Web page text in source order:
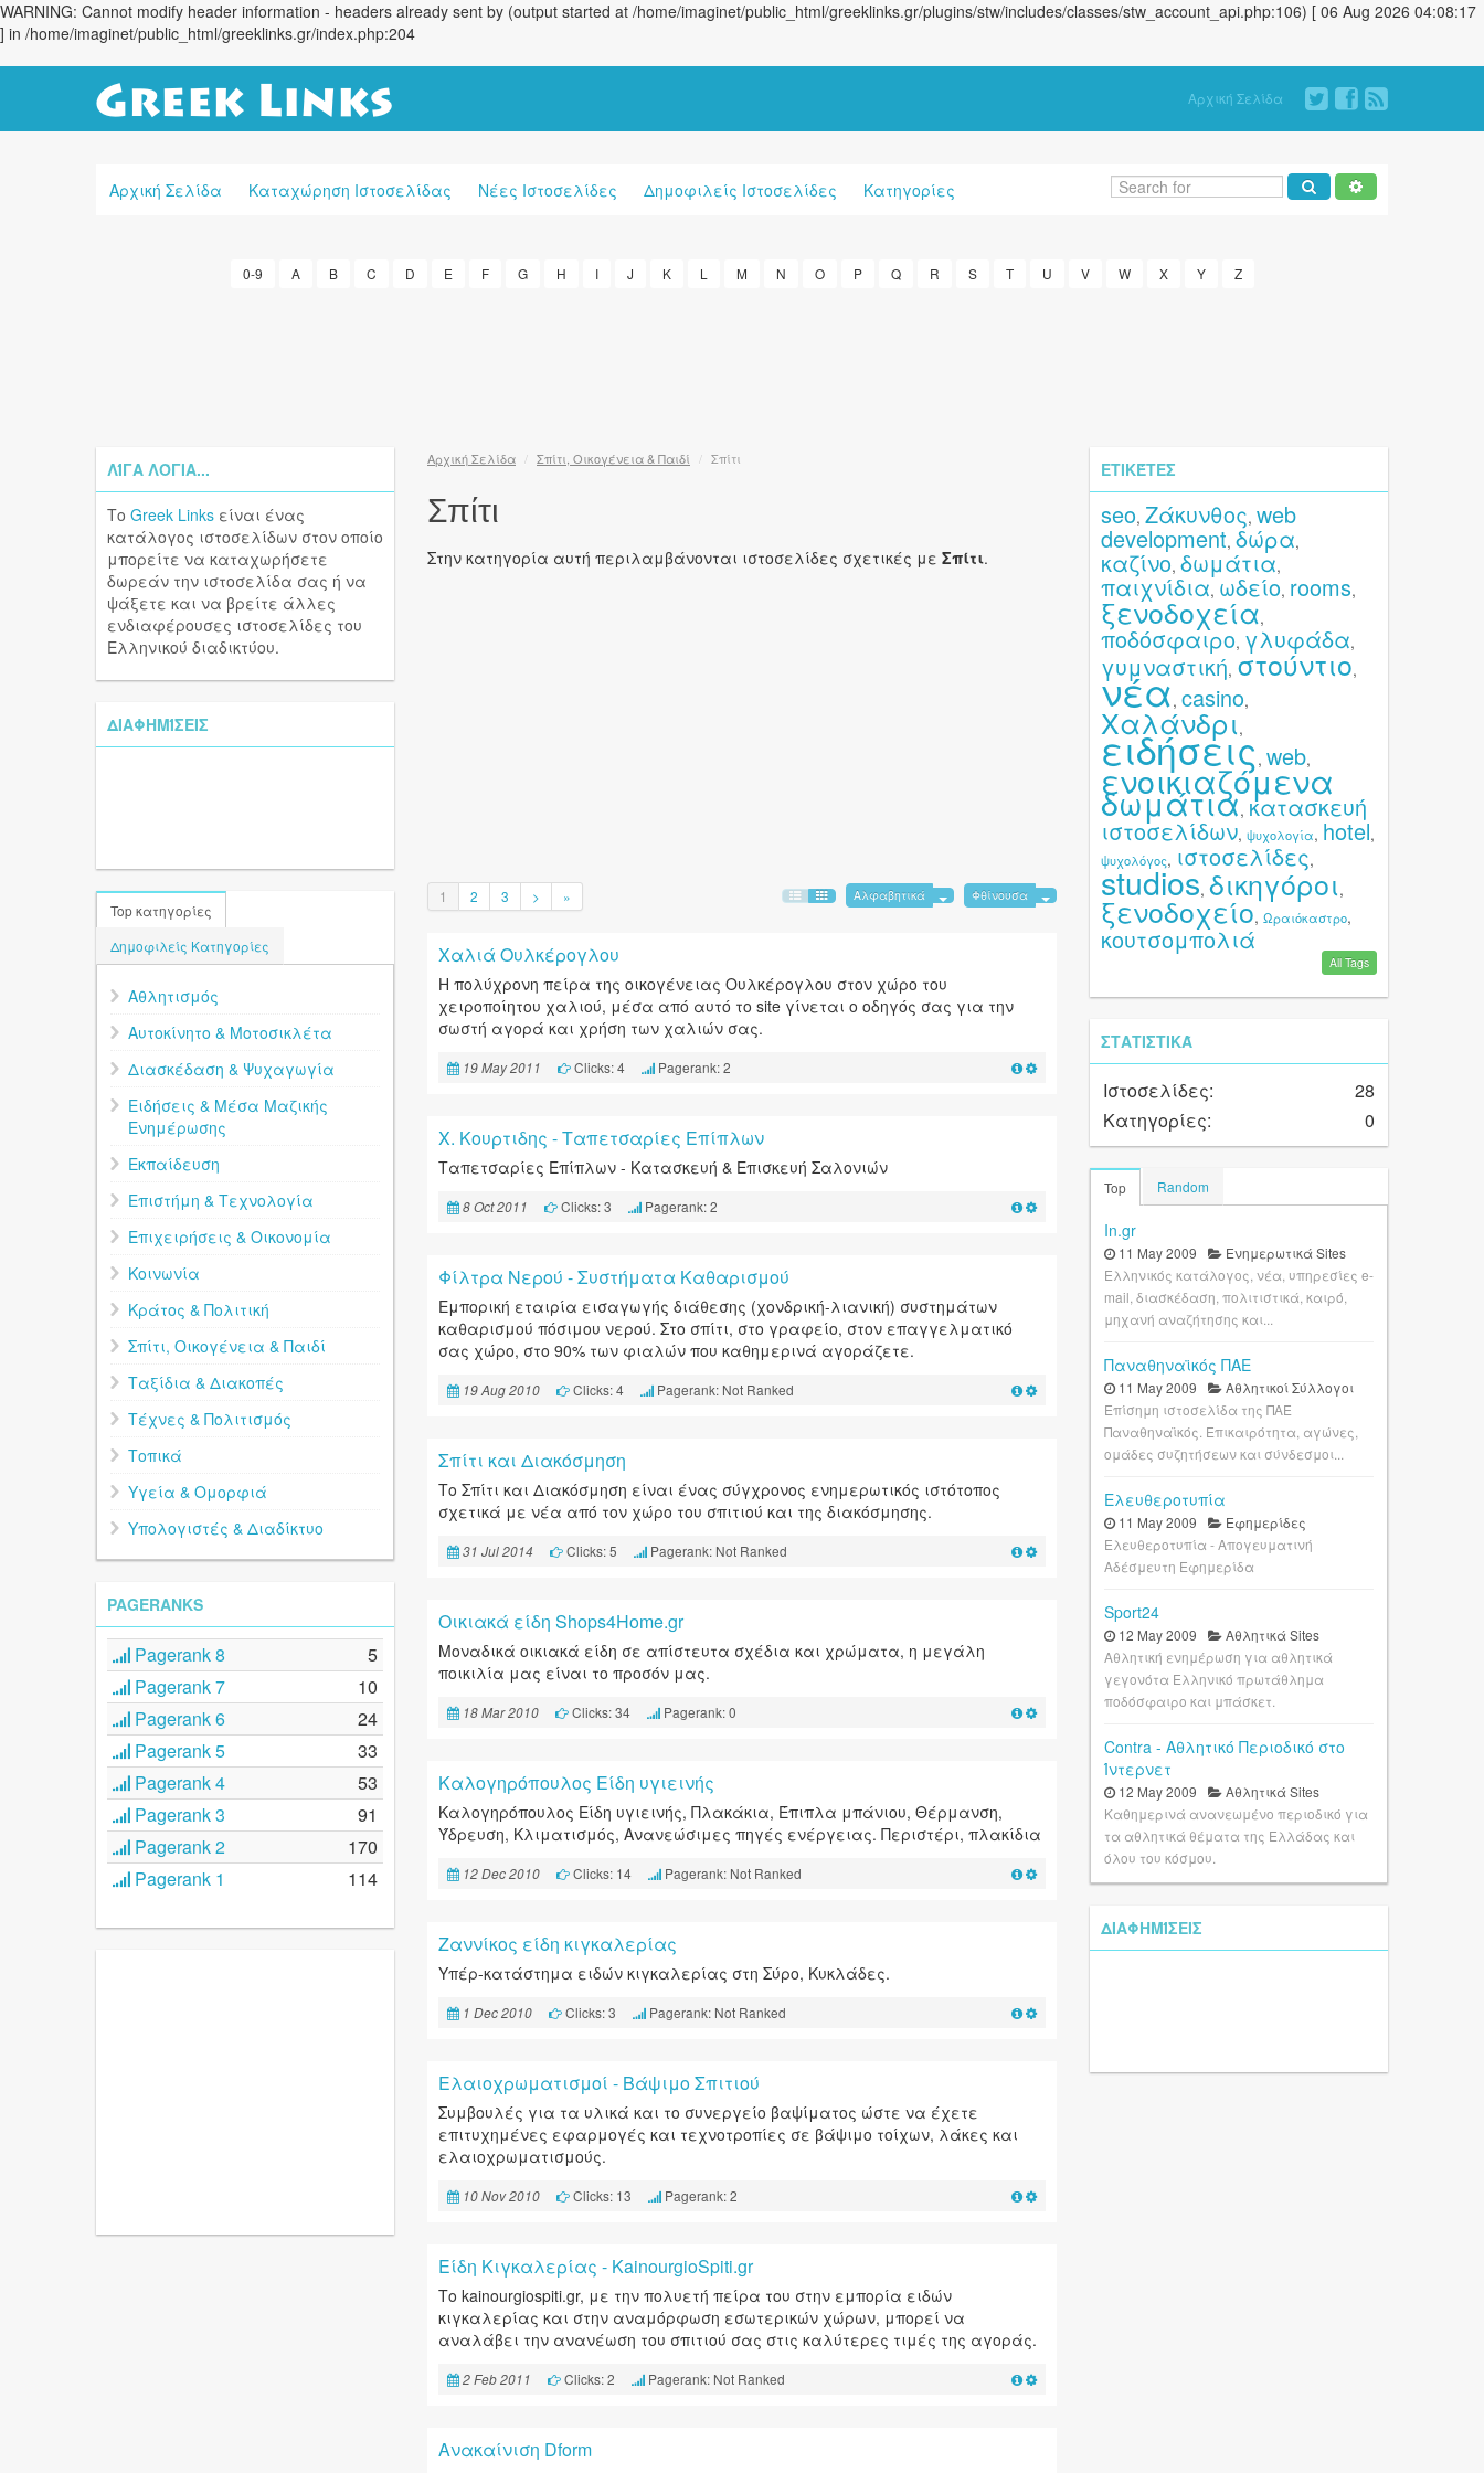
WARNING: Cannot modify header information - headers already sent by (output started at /home/imaginet/public_html/greeklinks.gr/plugins/stw/includes/classes/stw_account_api.php:106) [ 06 Aug 2026 04:08:17
] in /home/imaginet/public_html/greeklinks.gr/index.php:204
Αρχική Σελίδα
Αρχική Σελίδα Καταχώρηση Ιστοσελίδας Νέες Ιστοσελίδες Δημοφιλείς Ιστοσελίδες Κατηγορίες
0-9 A B C D E F G H I J K L M N O P Q R S T U V W X Y Z
ΛΊΓΑ ΛΌΓΙΑ...
Το Greek Links είναι ένας
κατάλογος ιστοσελίδων στον οποίο
μπορείτε να καταχωρήσετε
δωρεάν την ιστοσελίδα σας ή να
ψάξετε και να βρείτε άλλες
ενδιαφέρουσες ιστοσελίδες του
Ελληνικού διαδικτύου.
ΔΙΑΦΗΜΊΣΕΙΣ
Top κατηγορίες
Δημοφιλείς Κατηγορίες
Αθλητισμός
Αυτοκίνητο & Μοτοσικλέτα
Διασκέδαση & Ψυχαγωγία
Ειδήσεις & Μέσα Μαζικής
Ενημέρωσης
Εκπαίδευση
Επιστήμη & Τεχνολογία
Επιχειρήσεις & Οικονομία
Κοινωνία
Κράτος & Πολιτική
Σπίτι, Οικογένεια & Παιδί
Ταξίδια & Διακοπές
Τέχνες & Πολιτισμός
Τοπικά
Υγεία & Ομορφιά
Υπολογιστές & Διαδίκτυο
PAGERANKS
Pagerank 8
5
Pagerank 7
10
Pagerank 6
24
Pagerank 5
33
Pagerank 4
53
Pagerank 3
91
Pagerank 2
170
Pagerank 1
114
Αρχική Σελίδα / Σπίτι, Οικογένεια & Παιδί / Σπίτι
Σπίτι
Στην κατηγορία αυτή περιλαμβάνονται ιστοσελίδες σχετικές με Σπίτι.
Αλφαβητικά Φθίνουσα
1 2 3 > »
Χαλιά Ουλκέρογλου
Η πολύχρονη πείρα της οικογένειας Ουλκέρογλου στον χώρο του
χειροποίητου χαλιού, μέσα από αυτό το site γίνεται ο οδηγός σας για την
σωστή αγορά και χρήση των χαλιών σας.
19 May 2011 Clicks: 4 Pagerank: 2
Χ. Κουρτιδης - Ταπετσαρίες Επίπλων
Ταπετσαρίες Επίπλων - Κατασκευή & Επισκευή Σαλονιών
8 Oct 2011 Clicks: 3 Pagerank: 2
Φίλτρα Νερού - Συστήματα Καθαρισμού
Εμπορική εταιρία εισαγωγής διάθεσης (χονδρική-λιανική) συστημάτων
καθαρισμού πόσιμου νερού. Στο σπίτι, στο γραφείο, στον επαγγελματικό
σας χώρο, στo 90% των φιαλών που καθημερινά αγοράζετε.
19 Aug 2010 Clicks: 4 Pagerank: Not Ranked
Σπίτι και Διακόσμηση
Το Σπίτι και Διακόσμηση είναι ένας σύγχρονος ενημερωτικός ιστότοπος
σχετικά με νέα από τον χώρο του σπιτιού και της διακόσμησης.
31 Jul 2014 Clicks: 5 Pagerank: Not Ranked
Οικιακά είδη Shops4Home.gr
Μοναδικά οικιακά είδη σε απίστευτα σχέδια και χρώματα, η μεγάλη
ποικιλία μας είναι το προσόν μας.
18 Mar 2010 Clicks: 34 Pagerank: 0
Καλογηρόπουλος Είδη υγιεινής
Καλογηρόπουλος Είδη υγιεινής, Πλακάκια, Έπιπλα μπάνιου, Θέρμανση,
Ύδρευση, Κλιματισμός, Ανανεώσιμες πηγές ενέργειας. Περιστέρι, πλακίδια
12 Dec 2010 Clicks: 14 Pagerank: Not Ranked
Ζαννίκος είδη κιγκαλερίας
Υπέρ-κατάστημα ειδών κιγκαλερίας στη Σύρο, Κυκλάδες.
1 Dec 2010 Clicks: 3 Pagerank: Not Ranked
Ελαιοχρωματισμοί - Βάψιμο Σπιτιού
Συμβουλές για τα υλικά και το συνεργείο βαψίματος ώστε να έχετε
επιτυχημένες εφαρμογές και τεχνοτροπίες σε βάψιμο τοίχων, λάκες και
ελαιοχρωματισμούς.
10 Nov 2010 Clicks: 13 Pagerank: 2
Είδη Κιγκαλερίας - KainourgioSpiti.gr
Το kainourgiospiti.gr, με την πολυετή πείρα του στην εμπορία ειδών
κιγκαλερίας και στην αναμόρφωση εσωτερικών χώρων, μπορεί να
αναλάβει την ανανέωση του σπιτιού σας στις καλύτερες τιμές της αγοράς.
2 Feb 2011 Clicks: 2 Pagerank: Not Ranked
Ανακαίνιση Dform
ΕΤΙΚΈΤΕΣ
seo, Ζάκυνθος, web
development, δώρα,
καζίνο, δωμάτια,
παιχνίδια, ωδείο, rooms,
ξενοδοχεία,
ποδόσφαιρο, γλυφάδα,
γυμναστική, στούντιο,
νέα, casino,
Χαλάνδρι,
ειδήσεις , web,
ενοικιαζόμενα
δωμάτια, κατασκευή
ιστοσελίδων, ψυχολογία, hotel,
ψυχολόγος, ιστοσελίδες,
studios, δικηγόροι,
ξενοδοχείο, Ωραιόκαστρο,
κουτσομπολιά
All Tags
ΣΤΑΤΙΣΤΙΚΆ
Ιστοσελίδες:
28
Κατηγορίες:
0
Top Random
In.gr
11 May 2009
Ενημερωτικά Sites
Ελληνικός κατάλογος, νέα, υπηρεσίες e-
mail, διασκέδαση, πολιτιστικά, καιρό,
μηχανή αναζήτησης και...
Παναθηναϊκός ΠΑΕ
11 May 2009
Αθλητικοί Σύλλογοι
Επίσημη ιστοσελίδα της ΠΑΕ
Παναθηναϊκός. Επικαιρότητα, αγώνες,
ομάδες συζητήσεων και σύνδεσμοι...
Ελευθεροτυπία
11 May 2009
Εφημερίδες
Ελευθεροτυπία - Απογευματινή
Αδέσμευτη Εφημερίδα
Sport24
12 May 2009
Αθλητικά Sites
Αθλητική ενημέρωση για αθλητικά
γεγονότα Ελληνικό πρωτάθλημα
ποδόσφαιρο και μπάσκετ.
Contra - Αθλητικό Περιοδικό στο
Ίντερνετ
12 May 2009
Αθλητικά Sites
Καθημερινά ανανεωμένο περιοδικό για
τα αθλητικά θέματα της Ελλάδας και
όλου του κόσμου.
ΔΙΑΦΗΜΊΣΕΙΣ